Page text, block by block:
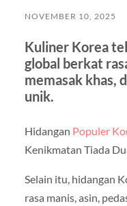
NOVEMBER 10, 2025
Kuliner Korea
global berkat
memasak khas,
unik.
Hidangan Populer
Kenikmatan Tiada
Selain itu, hidangan
rasa manis, asin,